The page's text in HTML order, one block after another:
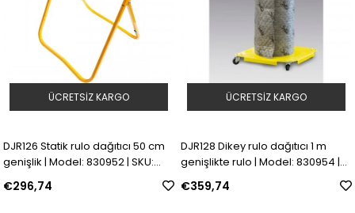
DJR126 Statik rulo dağıtıcı 50 cm
genişlik | Model: 830952 | SKU:
Y2272257
€296,74
ÜCRETSIZ KARGO
DJR128 Dikey rulo dağıtıcı 1 m
genişlikte rulo | Model: 830954 |
SKU: Y2272259
€359,74
ÜCRETSIZ KARGO